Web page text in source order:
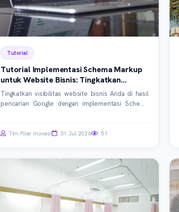
Tutorial
Tutorial Implementasi Schema Markup
untuk Website Bisnis: Tingkatkan
Visibilitas Organik Anda
Tingkatkan visibilitas website bisnis Anda di hasil
pencarian Google dengan implementasi Schema
dan praktik terbaik guna meraih rich snippets dan
Tim Pilar Inovasi 31 Jul 2026 51